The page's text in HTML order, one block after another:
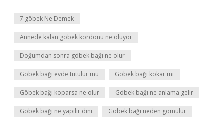
7 göbek Ne Demek
Annede kalan göbek kordonu ne oluyor
Doğumdan sonra göbek bağı ne olur
Göbek bağı evde tutulur mu Göbek bağı kokar mı
Göbek bağı koparsa ne olur Göbek bağı ne anlama gelir
Göbek bağı ne yapılır dini Göbek bağı neden gömülür